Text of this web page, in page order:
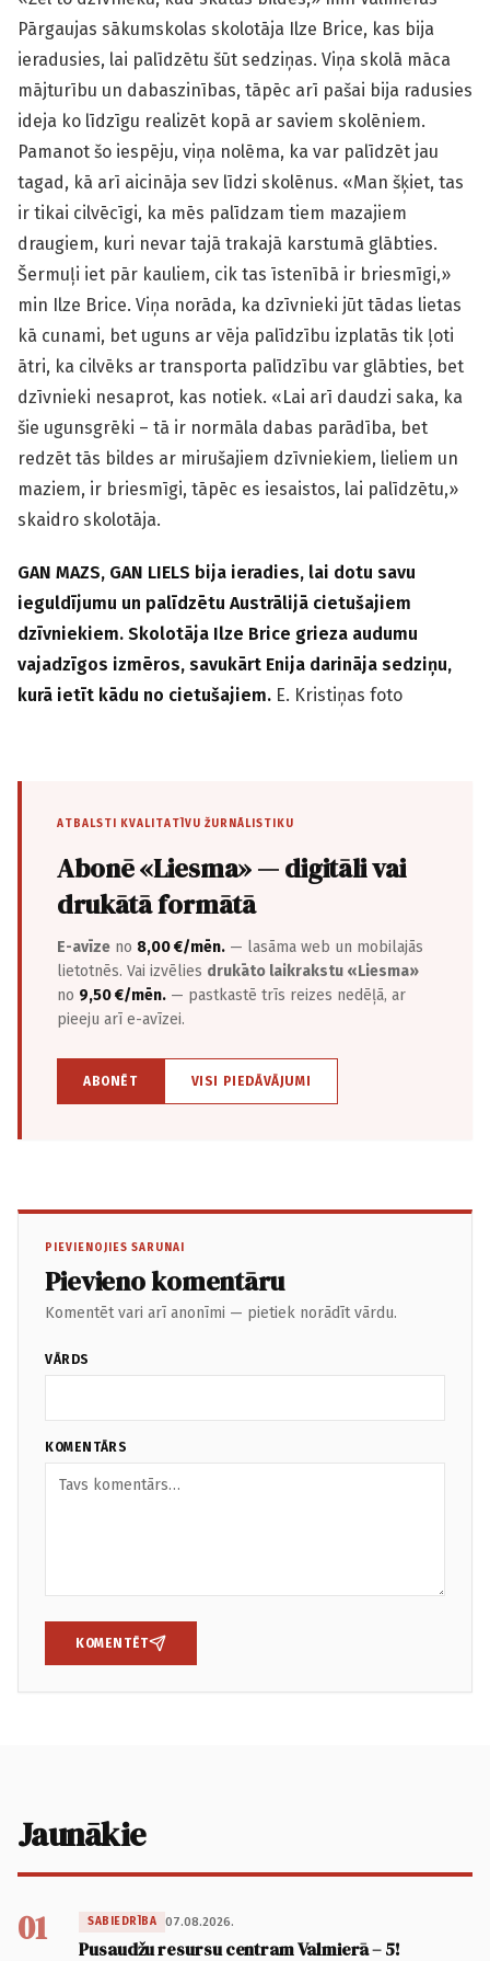
Pārgaujas sākumskolas skolotāja Ilze Brice, kas bija
ieradusies, lai palīdzētu šūt sedziņas. Viņa skolā māca
mājturību un dabaszinības, tāpēc arī pašai bija radusies
ideja ko līdzīgu realizēt kopā ar saviem skolēniem.
Pamanot šo iespēju, viņa nolēma, ka var palīdzēt jau
tagad, kā arī aicināja sev līdzi skolēnus. «Man šķiet, tas
ir tikai cilvēcīgi, ka mēs palīdzam tiem mazajiem
draugiem, kuri nevar tajā trakajā karstumā glābties.
Šermuļi iet pār kauliem, cik tas īstenībā ir briesmīgi,»
min Ilze Brice. Viņa norāda, ka dzīvnieki jūt tādas lietas
kā cunami, bet uguns ar vēja palīdzību izplatās tik ļoti
ātri, ka cilvēks ar transporta palīdzību var glābties, bet
dzīvnieki nesaprot, kas notiek. «Lai arī daudzi saka, ka
šie ugunsgrēki – tā ir normāla dabas parādība, bet
redzēt tās bildes ar mirušajiem dzīvniekiem, lieliem un
maziem, ir briesmīgi, tāpēc es iesaistos, lai palīdzētu,»
skaidro skolotāja.
GAN MAZS, GAN LIELS bija ieradies, lai dotu savu
ieguldījumu un palīdzētu Austrālijā cietušajiem
dzīvniekiem. Skolotāja Ilze Brice grieza audumu
vajadzīgos izmēros, savukārt Enija darināja sedziņu,
kurā ietīt kādu no cietušajiem. E. Kristiņas foto
ATBALSTI KVALITATĪVU ŽURNĀLISTIKU
Abonē «Liesma» — digitāli vai
drukātā formātā
E-avīze no 8,00 €/mēn. — lasāma web un mobilajās
lietotnēs. Vai izvēlies drukāto laikrakstu «Liesma»
no 9,50 €/mēn. — pastkastē trīs reizes nedēļā, ar
pieeju arī e-avīzei.
ABONĒT VISI PIEDĀVĀJUMI
PIEVIENOJIES SARUNAI
Pievieno komentāru
Komentēt vari arī anonīmi — pietiek norādīt vārdu.
VĀRDS
KOMENTĀRS
KOMENTĒT
Jaunākie
01 SABIEDRĪBA 07.08.2026.
Pusaudžu resursu centram Valmierā – 5!